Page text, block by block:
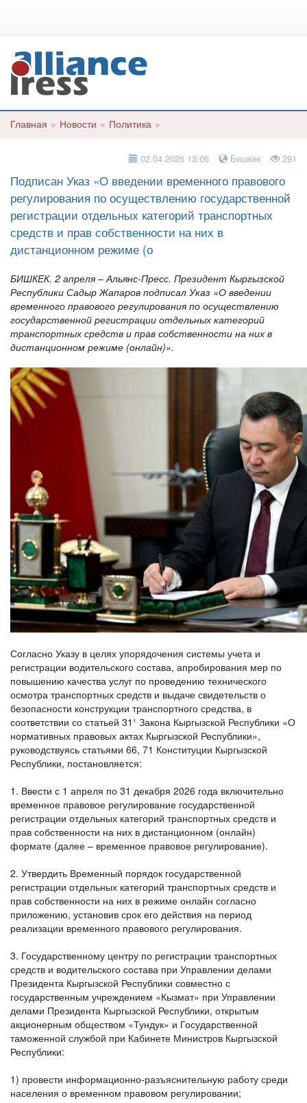
Главная » Новости » Политика »
02.04.2026 13:06 Бишкек 291
Подписан Указ «О введении временного правового
регулирования по осуществлению государственной
регистрации отдельных категорий транспортных
средств и прав собственности на них в
дистанционном режиме (о
БИШКЕК. 2 апреля – Альянс-Пресс. Президент Кыргызской
Республики Садыр Жапаров подписал Указ «О введении
временного правового регулирования по осуществлению
государственной регистрации отдельных категорий
транспортных средств и прав собственности на них в
дистанционном режиме (онлайн)».
Согласно Указу в целях упорядочения системы учета и
регистрации водительского состава, апробирования мер по
повышению качества услуг по проведению технического
осмотра транспортных средств и выдаче свидетельств о
безопасности конструкции транспортного средства, в
соответствии со статьей 31¹ Закона Кыргызской Республики «О
нормативных правовых актах Кыргызской Республики»,
руководствуясь статьями 66, 71 Конституции Кыргызской
Республики, постановляется:
1. Ввести с 1 апреля по 31 декабря 2026 года включительно
временное правовое регулирование государственной
регистрации отдельных категорий транспортных средств и
прав собственности на них в дистанционном (онлайн)
формате (далее – временное правовое регулирование).
2. Утвердить Временный порядок государственной
регистрации отдельных категорий транспортных средств и
прав собственности на них в режиме онлайн согласно
приложению, установив срок его действия на период
реализации временного правового регулирования.
3. Государственному центру по регистрации транспортных
средств и водительского состава при Управлении делами
Президента Кыргызской Республики совместно с
государственным учреждением «Кызмат» при Управлении
делами Президента Кыргызской Республики, открытым
акционерным обществом «Тундук» и Государственной
таможенной службой при Кабинете Министров Кыргызской
Республики:
1) провести информационно-разъяснительную работу среди
населения о временном правовом регулировании;